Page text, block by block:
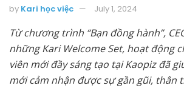
by Kari học việc July 1, 2024
Từ chương trình “Bạn đồng hành”,
những Kari Welcome Set, hoạt động
viên mới đầy sáng tạo tại Kaopiz đã
mới cảm nhận được sự gần gũi, thân